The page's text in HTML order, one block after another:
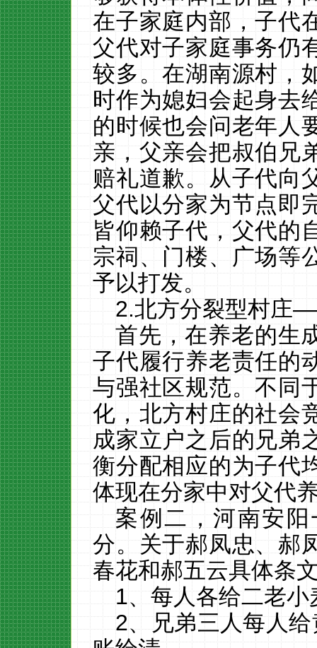
在子家庭内部，子代
父代对子家庭事务仍
较多。在湖南源村，
时作为媳妇会起身去
的时候也会问老年人
亲，父亲会把叔伯兄
赔礼道歉。从子代向
父代以分家为节点即
皆仰赖子代，父代的
宗祠、门楼、广场等
予以打发。
2.北方分裂型村庄
首先，在养老的生
子代履行养老责任的
与强社区规范。不同
化，北方村庄的社会
成家立户之后的兄弟
衡分配相应的为子代
体现在分家中对父代
案例二，河南安
分。关于郝凤忠、郝
春花和郝五云具体条
1、每人各给二老小
2、兄弟三人每人